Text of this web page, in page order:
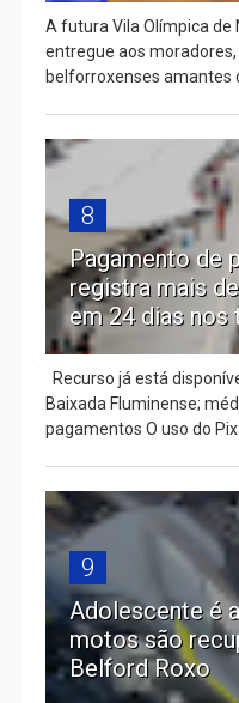
A futura Vila Olímpica de
entregue aos
belforroxenses amantes
8
Pagamento de
registra mais
em 24 dias nos
Recurso já está
Baixada Fluminense;
pagamentos O uso do Pix
9
Adolescente é
motos são
Belford Roxo